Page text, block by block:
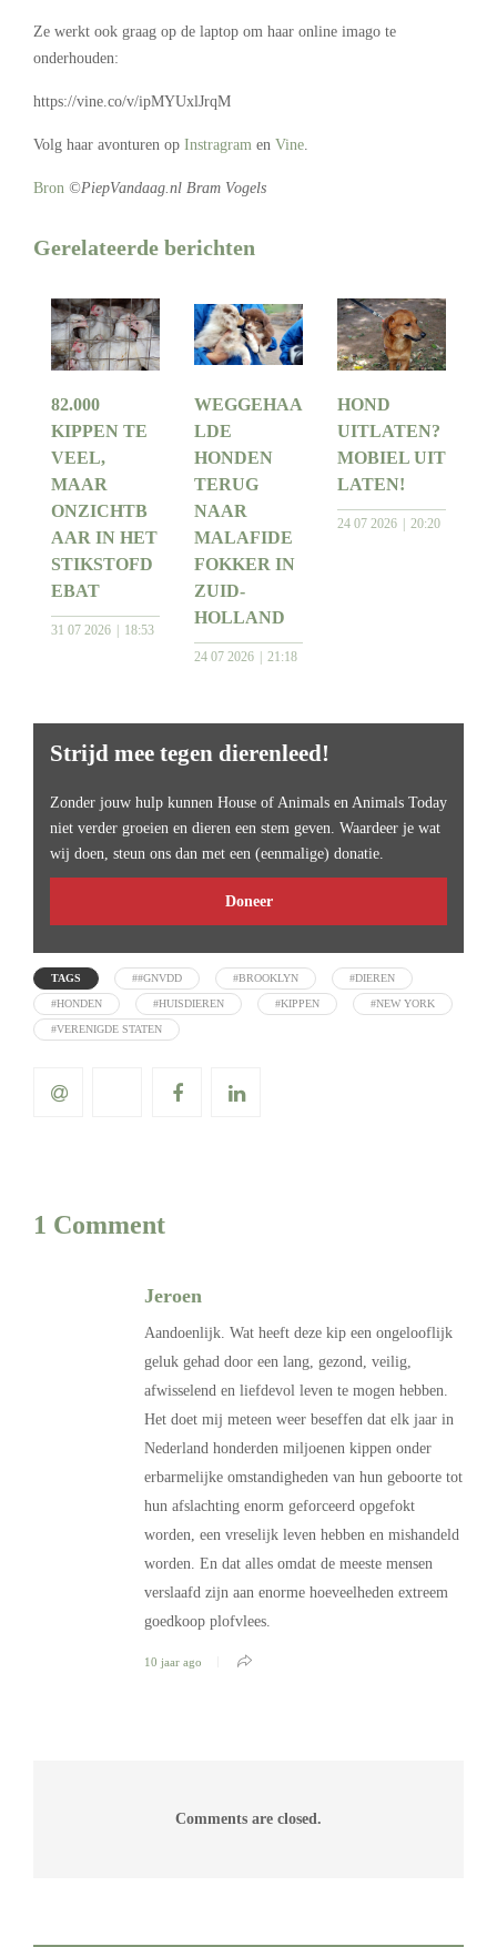
Ze werkt ook graag op de laptop om haar online imago te
onderhouden:
https://vine.co/v/ipMYUxlJrqM
Volg haar avonturen op Instragram en Vine
Bron ©PiepVandaag.nl Bram Vogels
Gerelateerde berichten
82.000
KIPPEN TE
VEEL,
MAAR
ONZICHTB
AAR IN HET
STIKSTOFD
EBAT
31 07 2026 18:53
WEGGEHAA
LDE
HONDEN
TERUG
NAAR
MALAFIDE
FOKKER IN
ZUID-
HOLLAND
24 07 2026 21:18
HOND
UITLATEN?
MOBIEL UIT
LATEN!
24 07 2026 20:20
Strijd mee tegen dierenleed!
Zonder jouw hulp kunnen House of Animals en Animals Today
niet verder groeien en dieren een stem geven. Waardeer je wat
wij doen, steun ons dan met een (eenmalige) donatie.
Doneer
TAGS ##GNVDD #BROOKLYN #DIEREN
#HONDEN #HUISDIEREN #KIPPEN #NEW YORK
#VERENIGDE STATEN
1 Comment
Jeroen
Aandoenlijk. Wat heeft deze kip een ongelooflijk
geluk gehad door een lang, gezond, veilig,
afwisselend en liefdevol leven te mogen hebben.
Het doet mij meteen weer beseffen dat elk jaar in
Nederland honderden miljoenen kippen onder
erbarmelijke omstandigheden van hun geboorte tot
hun afslachting enorm geforceerd opgefokt
worden, een vreselijk leven hebben en mishandeld
worden. En dat alles omdat de meeste mensen
verslaafd zijn aan enorme hoeveelheden extreem
goedkoop plofvlees.
10 jaar ago
Comments are closed.